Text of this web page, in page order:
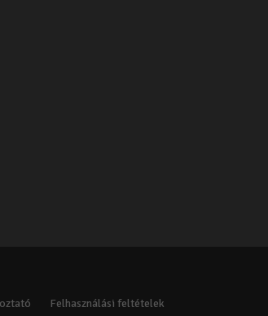
Felhasználási feltételek